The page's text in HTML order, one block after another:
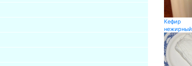
Кефир
нежирный